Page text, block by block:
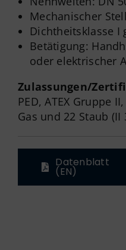
Mechanischer
Dichtheitsklasse I
Betätigung:
oder elektrischer
Zulassungen/
PED, ATEX Gruppe
Gas und 22 Staub (II
Datenblatt
(EN)